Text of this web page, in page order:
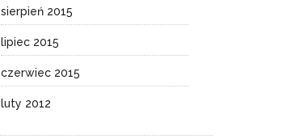
sierpień 2015
lipiec 2015
czerwiec 2015
luty 2012